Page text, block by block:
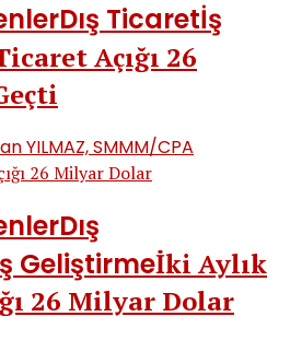
Dış Ticaretİş
Açığı 26
YILMAZ, SMMM/CPA
Dış
Geliştirmeİki Aylık
26 Milyar Dolar